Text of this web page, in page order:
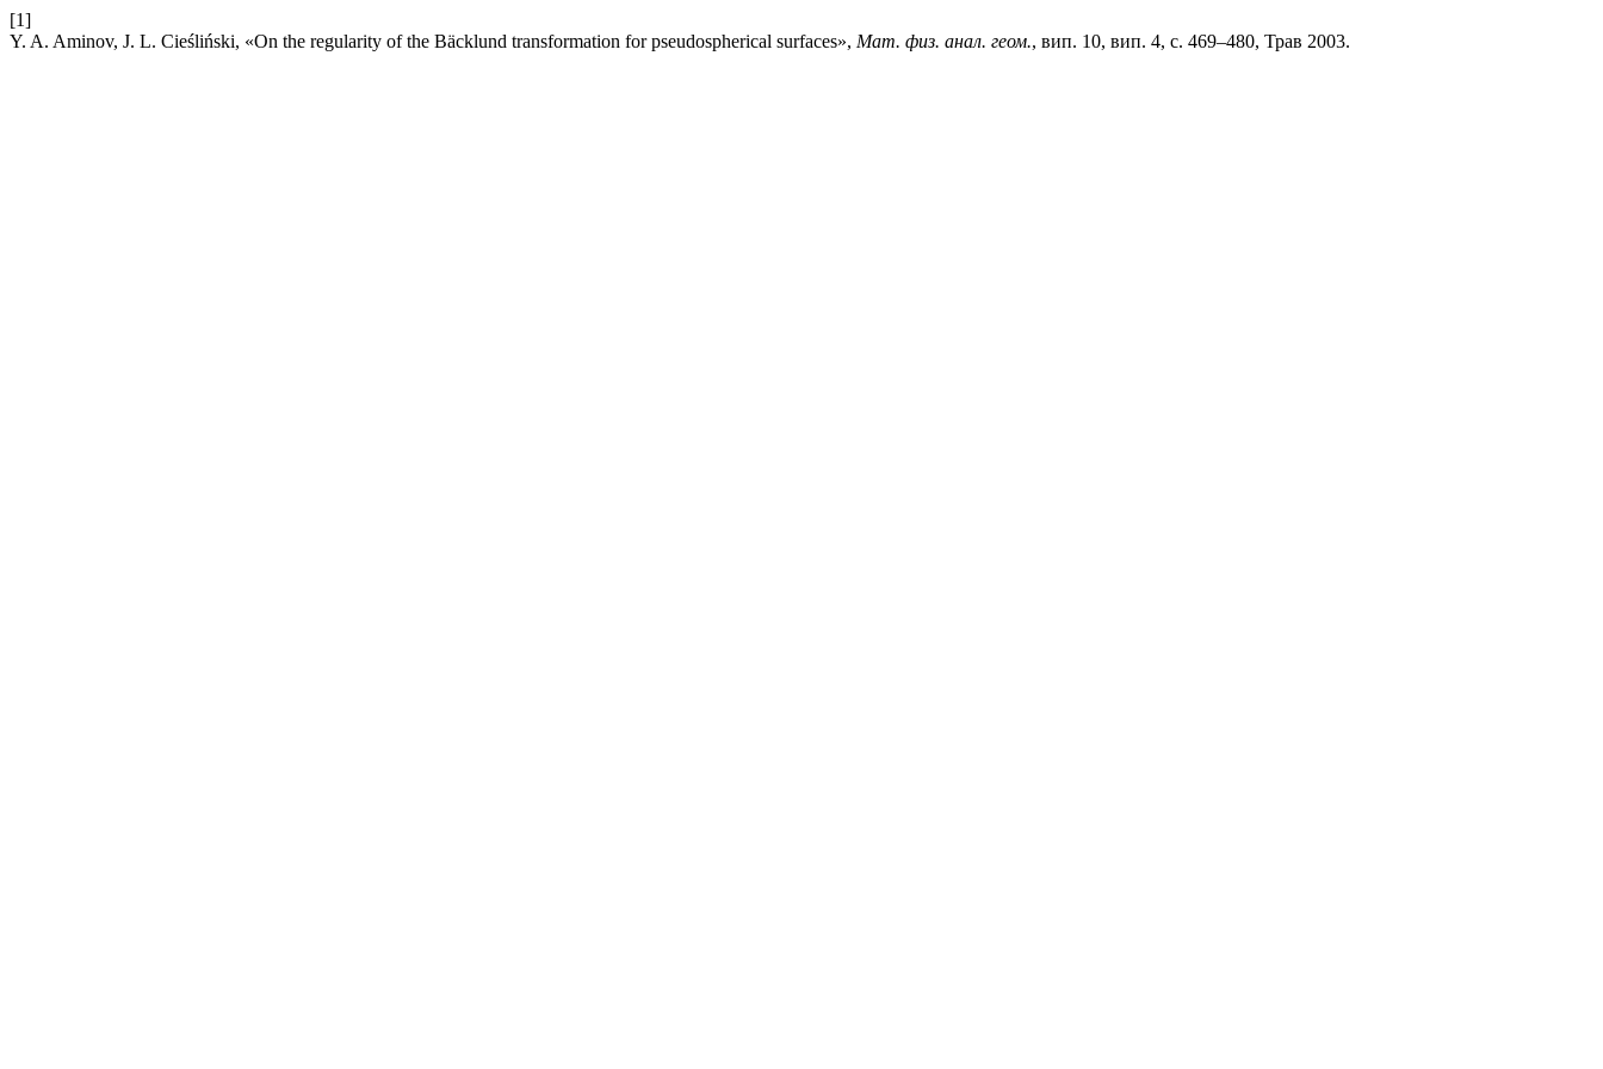
[1]
Y. A. Aminov, J. L. Cieśliński, «On the regularity of the Bäcklund transformation for pseudospherical surfaces», Мат. физ. анал. геом., вип. 10, вип. 4, с. 469–480, Трав 2003.